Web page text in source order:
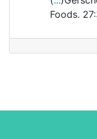
Foods.